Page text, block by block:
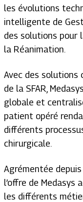
les évolutions
intelligente de
des solutions pour
la Réanimation.
Avec des solutions
de la SFAR,
globale et
patient opéré
différents
chirurgicale.
Agrémentée depuis
l’offre de Medasys
les différents